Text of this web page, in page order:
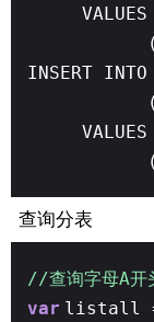
VALUES
INSERT
VALUES
查询分表
//查询字母A开
var listall =